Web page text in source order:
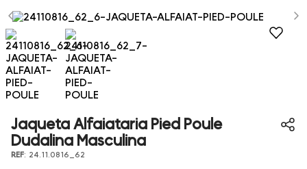
Jaqueta Alfaiataria Pied Poule
Dudalina Masculina
REF: 24.11.0816_62